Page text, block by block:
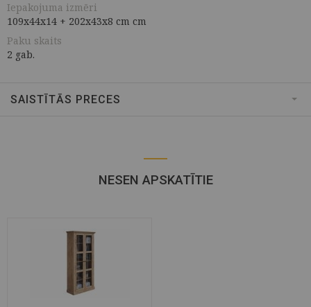
Iepakojuma izmēri
109x44x14 + 202x43x8 cm cm
Paku skaits
2 gab.
SAISTĪTĀS PRECES
NESEN APSKATĪTIE